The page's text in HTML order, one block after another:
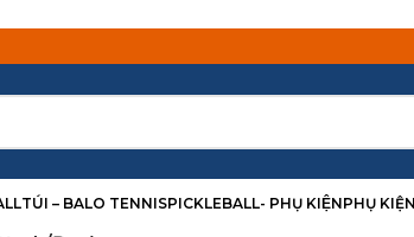
TÚI – BALO TENNISPICKLEBALL- PHỤ KIỆNPHỤ